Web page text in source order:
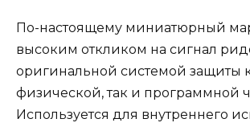
По-настоящему миниатюрный
высоким откликом на сигнал
оригинальной системой защиты
физической, так и программной
Используется для внутреннего